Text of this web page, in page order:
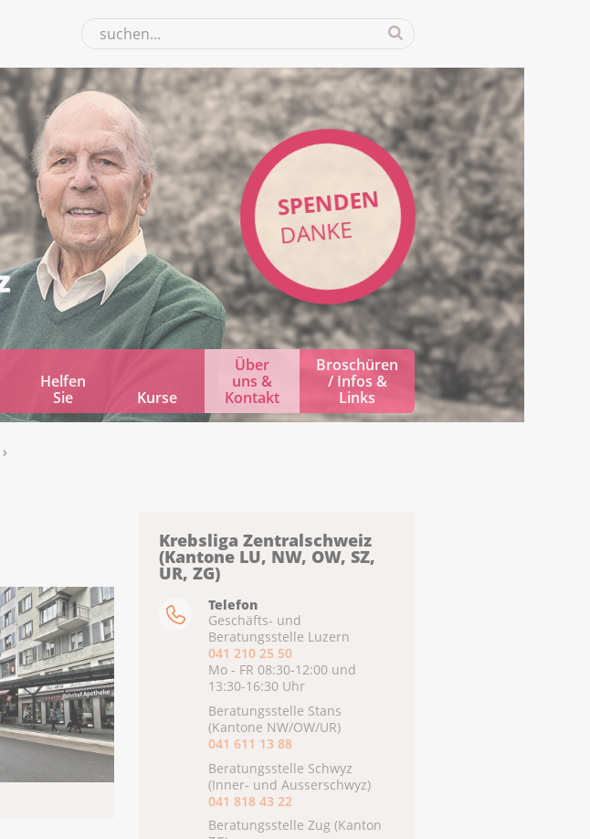
SPENDEN
DANKE
Helfen
Sie
Kurse
Über
uns &
Kontakt
Broschüren
/ Infos &
Links
Krebsliga Zentralschweiz
(Kantone LU, NW, OW, SZ,
UR, ZG)
Telefon
Geschäfts- und
Beratungsstelle Luzern
041 210 25 50
Mo - FR 08:30-12:00 und
13:30-16:30 Uhr
Beratungsstelle Stans
(Kantone NW/OW/UR)
041 611 13 88
Beratungsstelle Schwyz
(Inner- und Ausserschwyz)
041 818 43 22
Beratungsstelle Zug (Kanton